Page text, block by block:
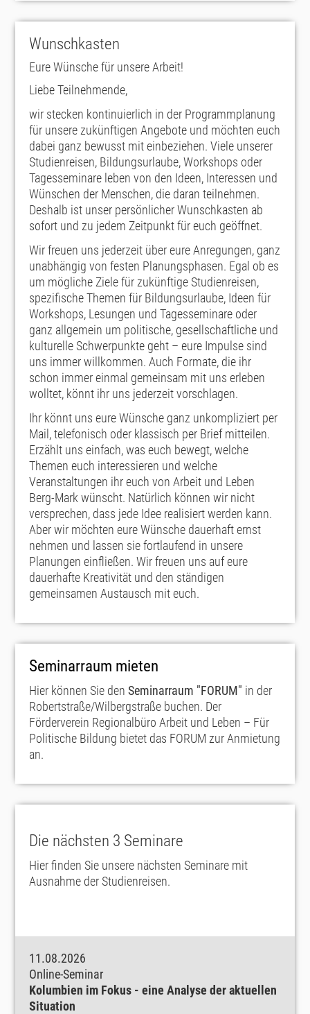
Wunschkasten
Eure Wünsche für unsere Arbeit!
Liebe Teilnehmende,
wir stecken kontinuierlich in der Programmplanung
für unsere zukünftigen Angebote und möchten euch
dabei ganz bewusst mit einbeziehen. Viele unserer
Studienreisen, Bildungsurlaube, Workshops oder
Tagesseminare leben von den Ideen, Interessen und
Wünschen der Menschen, die daran teilnehmen.
Deshalb ist unser persönlicher Wunschkasten ab
sofort und zu jedem Zeitpunkt für euch geöffnet.
Wir freuen uns jederzeit über eure Anregungen, ganz
unabhängig von festen Planungsphasen. Egal ob es
um mögliche Ziele für zukünftige Studienreisen,
spezifische Themen für Bildungsurlaube, Ideen für
Workshops, Lesungen und Tagesseminare oder
ganz allgemein um politische, gesellschaftliche und
kulturelle Schwerpunkte geht – eure Impulse sind
uns immer willkommen. Auch Formate, die ihr
schon immer einmal gemeinsam mit uns erleben
wolltet, könnt ihr uns jederzeit vorschlagen.
Ihr könnt uns eure Wünsche ganz unkompliziert per
Mail, telefonisch oder klassisch per Brief mitteilen.
Erzählt uns einfach, was euch bewegt, welche
Themen euch interessieren und welche
Veranstaltungen ihr euch von Arbeit und Leben
Berg-Mark wünscht. Natürlich können wir nicht
versprechen, dass jede Idee realisiert werden kann.
Aber wir möchten eure Wünsche dauerhaft ernst
nehmen und lassen sie fortlaufend in unsere
Planungen einfließen. Wir freuen uns auf eure
dauerhafte Kreativität und den ständigen
gemeinsamen Austausch mit euch.
Seminarraum mieten
Hier können Sie denSeminarraum "FORUM" in der
Robertstraße/Wilbergstraße buchen. Der
Förderverein Regionalbüro Arbeit und Leben – Für
Politische Bildung bietet das FORUM zur Anmietung
an.
Die nächsten 3 Seminare
Hier finden Sie unsere nächsten Seminare mit
Ausnahme der Studienreisen.
11.08.2026
Online-Seminar
Kolumbien im Fokus - eine Analyse der aktuellen
Situation